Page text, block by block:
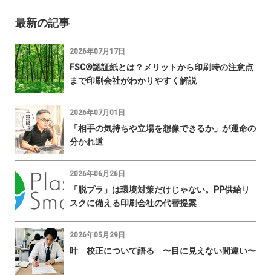
最新の記事
2026年07月17日
FSC®認証紙とは？メリットから印刷時の注意点
まで印刷会社がわかりやすく解説
2026年07月01日
「相手の気持ちや立場を想像できるか」が運命の
分かれ道
2026年06月26日
「脱プラ」は環境対策だけじゃない。PP供給リ
スクに備える印刷会社の代替提案
2026年05月29日
叶 校正について語る 〜目に見えない間違い〜